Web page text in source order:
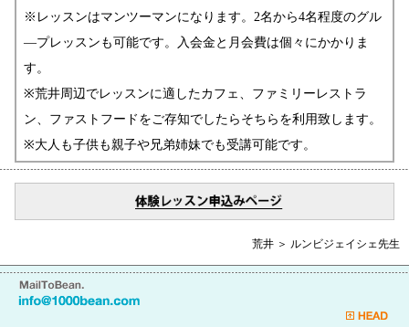
※レッスンはマンツーマンになります。2名から4名程度のグル
―プレッスンも可能です。入会金と月会費は個々にかかりま
す。
※荒井周辺でレッスンに適したカフェ、ファミリーレストラ
ン、ファストフードをご存知でしたらそちらを利用致します。
※大人も子供も親子や兄弟姉妹でも受講可能です。
荒井 ＞ ルンビジェイシェ先生